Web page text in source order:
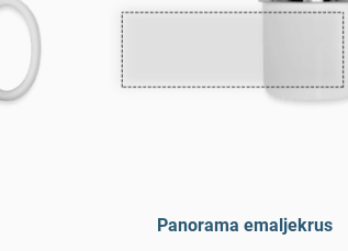
Panorama emaljekrus